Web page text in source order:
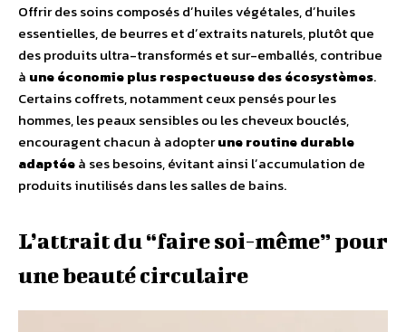
Offrir des soins composés dʼhuiles végétales, dʼhuiles
essentielles, de beurres et dʼextraits naturels, plutôt que
des produits ultra-transformés et sur-emballés, contribue
à une économie plus respectueuse des écosystèmes.
Certains coffrets, notamment ceux pensés pour les
hommes, les peaux sensibles ou les cheveux bouclés,
encouragent chacun à adopterune routine durable
adaptéeà ses besoins, évitant ainsi lʼaccumulation de
produits inutilisés dans les salles de bains.
Lʼattrait du “faire soi-même” pour
une beauté circulaire